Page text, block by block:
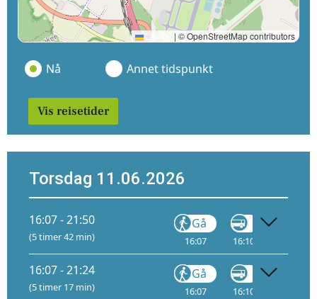
Leaflet | © OpenStreetMap contributors
Nå Annet tidspunkt
Vis reisetider
Torsdag 11.06.2026
16:07 - 21:50
(5 timer 42 min)
Gå
16:07
16:10
X
16:07 - 21:24
(5 timer 17 min)
Gå
16:07
16:10